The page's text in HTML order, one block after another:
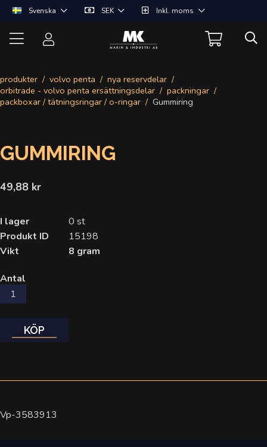
Svenska SEK Inkl. moms
produkter volvo penta
nya reservdelar
orbitrade - volvo penta ersättningsdelar
packningar
packboxar / tätningsringar / o-ringar
Gummiring
GUMMIRING
49,88 kr
I lager
0 st
Produkt ID
15198
Vikt
8 gram
Antal
KÖP
Vp-3583913